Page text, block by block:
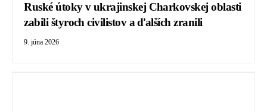
Ruské útoky v ukrajinskej Charkovskej oblasti
zabili štyroch civilistov a ďalších zranili
9. júna 2026